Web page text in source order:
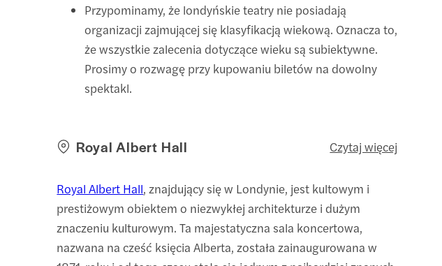
Przypominamy, że londyńskie teatry nie posiadają
organizacji zajmującej się klasyfikacją wiekową. Oznacza to,
że wszystkie zalecenia dotyczące wieku są subiektywne.
Prosimy o rozwagę przy kupowaniu biletów na dowolny
spektakl.
Royal Albert Hall Czytaj więcej
Royal Albert Hall, znajdujący się w Londynie, jest kultowym i
prestiżowym obiektem o niezwykłej architekturze i dużym
znaczeniu kulturowym. Ta majestatyczna sala koncertowa,
nazwana na cześć księcia Alberta, została zainaugurowana w